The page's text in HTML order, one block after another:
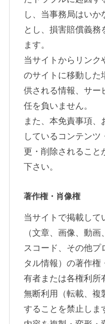
し、当事務局はい
とし、損害賠償義務
ます。
当サイトからリンク
のサイトに移動した
供される情報、サー
任を負いません。
また、本免責事項
しているコンテン
更・削除されること
下さい。
著作権・肖像権
当サイトで掲載して
（文章、画像、動
スコード、その他プ
タル情報）の著作権
有者または各権利所
無断利用（転載、複
することを禁止しま